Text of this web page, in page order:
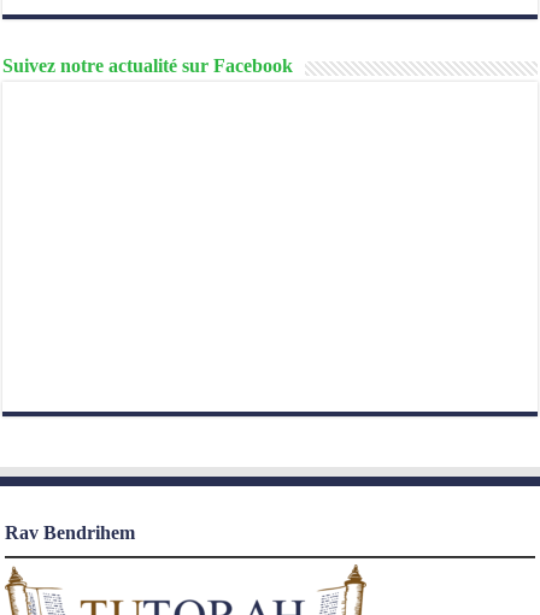
Suivez notre actualité sur Facebook
Rav Bendrihem